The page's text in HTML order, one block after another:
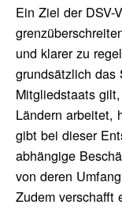
Ein Ziel der DSV-
und klarer zu
grundsätzlich das
Mitgliedstaats
Ländern arbeitet,
gibt bei dieser
abhängige
von deren
Zudem verschafft